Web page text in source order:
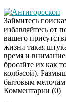
Антигороскоп
Займитесь
избавляйтесь от
вашего
жизни такая
время и
бросайте их как
колбасой).
бытовым мелочам
Комментарии (0)